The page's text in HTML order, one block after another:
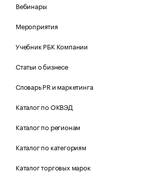
Вебинары
Мероприятия
Учебник РБК Компании
Статьи о бизнесе
Словарь PR и маркетинга
Каталог по ОКВЭД
Каталог по регионам
Каталог по категориям
Каталог торговых марок